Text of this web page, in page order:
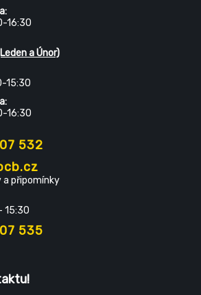
16:30
a Únor)
15:30
16:30
532
připomínky
15:30
535